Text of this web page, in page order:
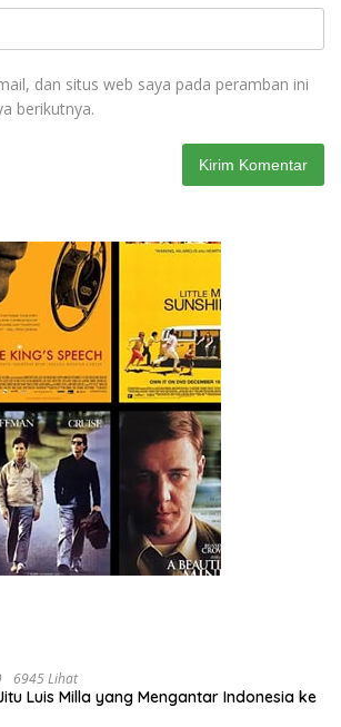
dan situs web saya pada peramban ini
berikutnya.
6945 Lihat
Luis Milla yang Mengantar Indonesia ke